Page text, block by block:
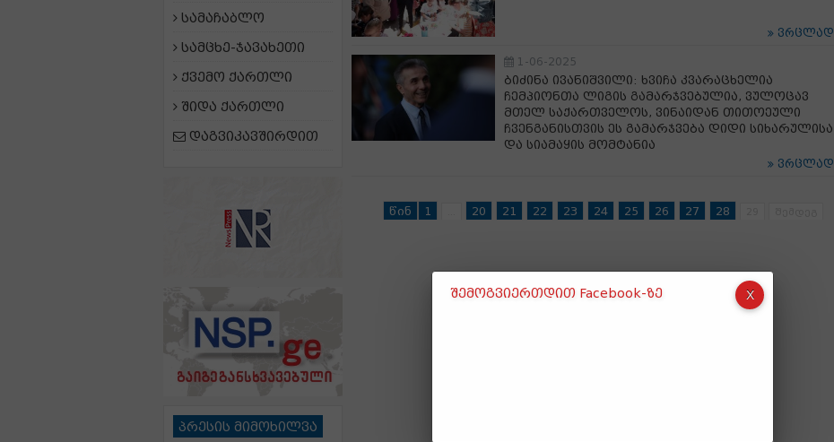
სამაჩაბლო
სამცხე-ჯავახეთი
ქვემო ქართლი
შიდა ქართლი
დაგვიკავშირდით
პრესის მიმოხილვა
ვრცლად
1-06-2025
ბიძინა ივანიშვილი: ხვიჩა კვარაცხელია
ჩემპიონთა ლიგის გამარჯვებულია, ვულოცავ
მთელ საქართველოს, ვინაიდან თითოეული
ჩვენგანისთვის ეს გამარჯვება დიდი სიხარულისა
და სიამაყის მომტანია
ვრცლად
წინ 1 20 21 22 23 24 25 26 27 28
შემოგვიერთდით Facebook-ზე